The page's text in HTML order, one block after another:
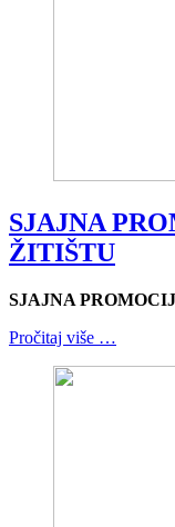
SJAJNA
ŽITIŠTU
SJAJNA
Pročitaj više …